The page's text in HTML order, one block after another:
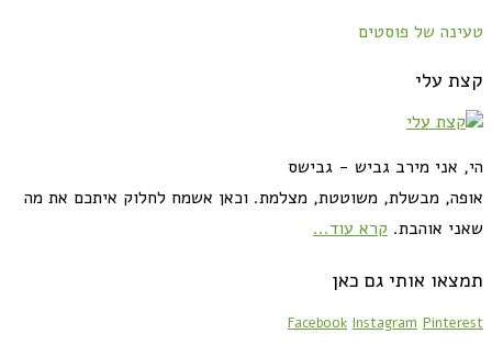
טעינה של פוסטים
קצת עלי
הי, אני מירב גביש - גבישס
אופה, מבשלת, משוטטת, מצלמת. וכאן אשמח לחלוק איתכם את מה
שאני אוהבת. קרא עוד...
תמצאו אותי גם כאן
Facebook Instagram Pinterest